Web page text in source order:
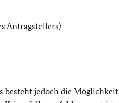
Antragstellers)
jedoch die